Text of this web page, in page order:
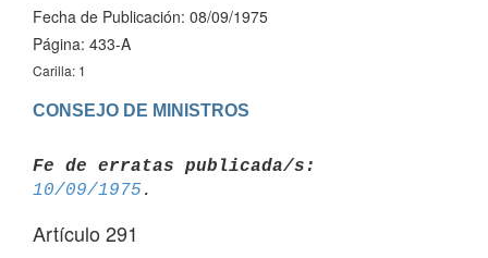
Fecha de Publicación: 08/09/1975
Página: 433-A
Carilla: 1
CONSEJO DE MINISTROS
Fe de erratas publicada/s:
10/09/1975
Artículo 291